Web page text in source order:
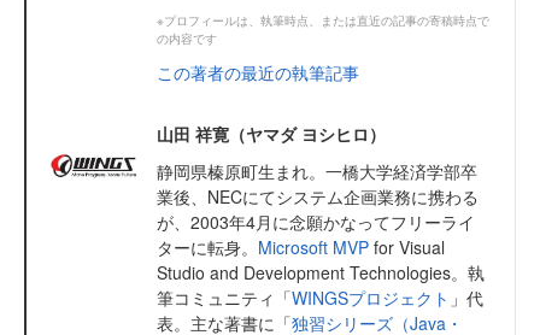
※プロフィールは、執筆時点、または直近の記事の寄稿時点で
の内容です
この著者の最近の執筆記事
山田 祥寛（ヤマダ ヨシヒロ）
静岡県榛原町生まれ。一橋大学経済学部卒
業後、NECにてシステム企画業務に携わる
が、2003年4月に念願かなってフリーライ
ターに転身。 Microsoft MVP for Visual
Studio and Development Technologies。執
筆コミュニティ「WINGSプロジェクト 」代
表。主な著書に「独習シリーズ（Java・